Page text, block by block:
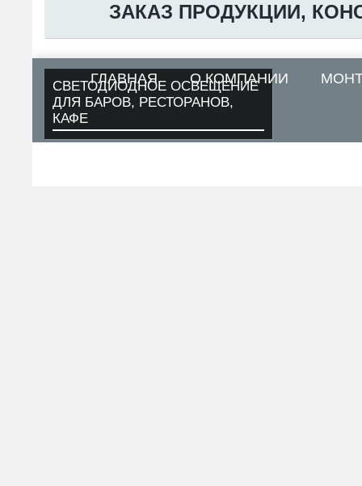
СВЕТОДИОДНОЕ ОСВЕЩЕНИЕ
ДЛЯ БАРОВ, РЕСТОРАНОВ,
КАФЕ
ЗАКАЗ ПРОДУКЦИИ,
ГЛАВНАЯ О КОМПАНИИ